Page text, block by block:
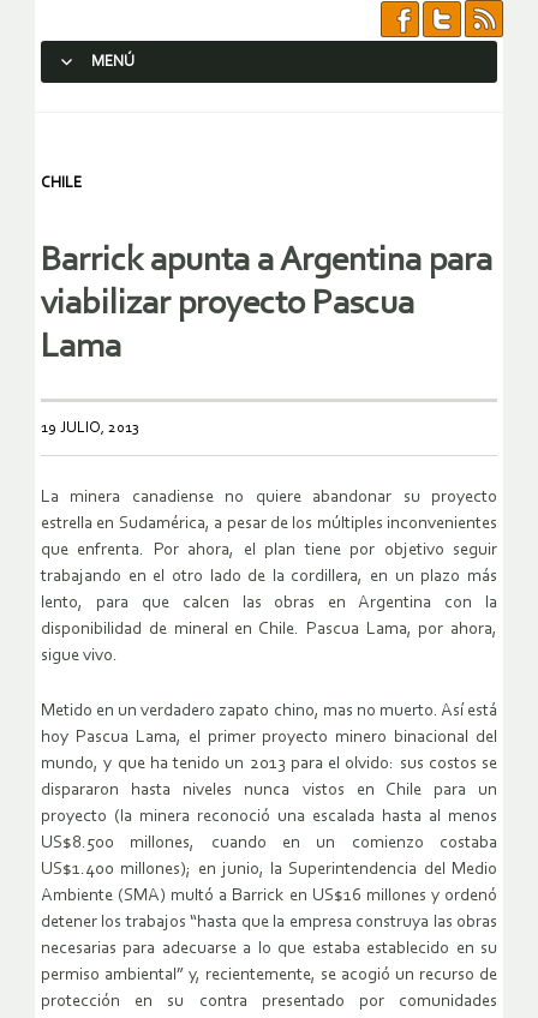
MENÚ
CHILE
Barrick apunta a Argentina para
viabilizar proyecto Pascua
Lama
19 JULIO, 2013
La minera canadiense no quiere abandonar su proyecto
estrella en Sudamérica, a pesar de los múltiples inconvenientes
que enfrenta. Por ahora, el plan tiene por objetivo seguir
trabajando en el otro lado de la cordillera, en un plazo más
lento, para que calcen las obras en Argentina con la
disponibilidad de mineral en Chile. Pascua Lama, por ahora,
sigue vivo.
Metido en un verdadero zapato chino, mas no muerto. Así está
hoy Pascua Lama, el primer proyecto minero binacional del
mundo, y que ha tenido un 2013 para el olvido: sus costos se
dispararon hasta niveles nunca vistos en Chile para un
proyecto (la minera reconoció una escalada hasta al menos
US$8.500 millones, cuando en un comienzo costaba
US$1.400 millones); en junio, la Superintendencia del Medio
Ambiente (SMA) multó a Barrick en US$16 millones y ordenó
detener los trabajos “hasta que la empresa construya las obras
necesarias para adecuarse a lo que estaba establecido en su
permiso ambiental” y, recientemente, se acogió un recurso de
protección en su contra presentado por comunidades